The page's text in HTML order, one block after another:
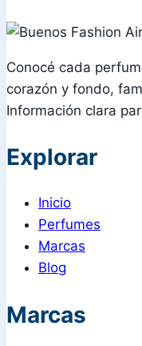
Conocé cada
corazón y fondo,
Información clara
Explorar
Inicio
Perfumes
Marcas
Blog
Marcas